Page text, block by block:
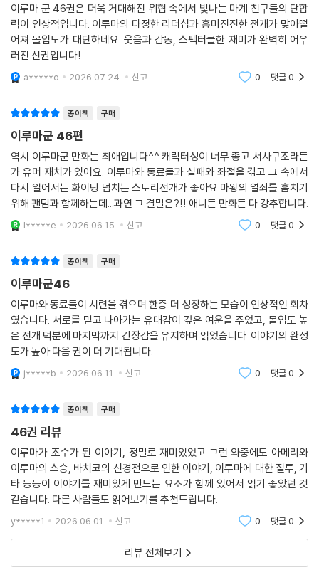
이루마 군 46권은 더욱 거대해진 위협 속에서 빛나는 마계 친구들의 단합
력이 인상적입니다. 이루마의 다정한 리더십과 흥미진진한 전개가 맞아떨
어져 몰입도가 대단하네요. 웃음과 감동, 스펙터클한 재미가 완벽히 어우
러진 신권입니다!
a*****o 2026.07.24. 신고 0 댓글0
종이책 구매
이루마군 46편
역시 이루마군 만화는 최애입니다^^ 캐릭터성이 너무 좋고 서사구조라든
가 유머 재치가 있어요. 이루마와 동료들과 실패와 좌절을 겪고 그 속에서
다시 일어서는 화이팅 넘치는 스토리전개가 좋아요.마왕의 열쇠를 훔치기
위해 팬덤과 함께하는데...과연 그 결말은?!! 애니든 만화든 다 강추합니다.
l*****e 2026.06.15. 신고 0 댓글0
종이책 구매
이루마군46
이루마와 동료들이 시련을 겪으며 한층 더 성장하는 모습이 인상적인 회차
였습니다. 서로를 믿고 나아가는 유대감이 깊은 여운을 주었고, 몰입도 높
은 전개 덕분에 마지막까지 긴장감을 유지하며 읽었습니다. 이야기의 완성
도가 높아 다음 권이 더 기대됩니다.
j*****b 2026.06.11. 신고 0 댓글0
종이책 구매
46권 리뷰
이루마가 조수가 된 이야기, 정말로 재미있었고 그런 와중에도 아메리와
이루마의 스승, 바치코의 신경전으로 인한 이야기, 이루마에 대한 질투, 기
타 등등이 이야기를 재미있게 만드는 요소가 함께 있어서 읽기 좋았던 것
같습니다. 다른 사람들도 읽어보기를 추천드립니다.
y*****1 2026.06.01. 신고 0 댓글0
리뷰 전체보기